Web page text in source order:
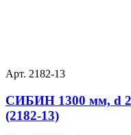
Арт. 2182-13
СИБИН 1300 мм, d
(2182-13)